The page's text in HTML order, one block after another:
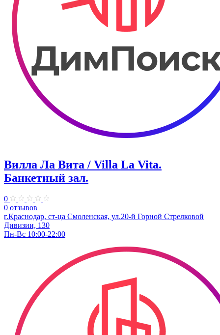
Вилла Ла Вита / Villa La Vita.
Банкетный зал.
0
0 отзывов
г.Краснодар, ст-ца Смоленская, ул.20-й Горной Стрелковой
Дивизии, 130
Пн-Вс 10:00-22:00